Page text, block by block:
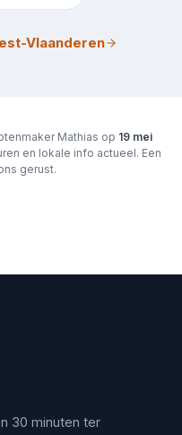
Vlaanderen
Mathias op 19 mei
en lokale info actueel. Een
gerust.
30 minuten ter